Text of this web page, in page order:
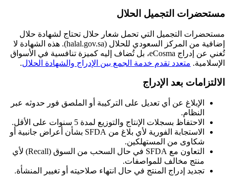
مستحضرات التجميل الحلال
مستحضرات التجميل التي تحمل شعار حلال تحتاج لشهادة حلال
إضافية من المركز السعودي للحلال (halal.gov.sa). هذه الشهادة لا
تُغني عن إدراج eCosma، بل تُضاف إليه كميزة تنافسية في الأسواق
الإسلامية. متعدد تقدم خدمة الجمع بين الإدراج والشهادة الحلال.
الالتزامات بعد الإدراج
الإبلاغ عن أي تعديل على التركيبة أو الملصق فور حدوثه عبر
النظام.
الاحتفاظ بسجلات الإنتاج والتوزيع لمدة 5 سنوات على الأقل.
الاستجابة الفورية لأي بلاغ من SFDA بشأن أعراض جانبية أو
شكاوى من المستهلكين.
التعاون مع SFDA في حال السحب من السوق (Recall) لأي
منتج مخالف للمواصفات.
تجديد إدراج المنتج في حال انتهاء صلاحيته أو تغيير المنشأة.